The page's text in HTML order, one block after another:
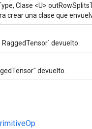
Clase <U>
crear una clase que
devuelto.
devuelto.